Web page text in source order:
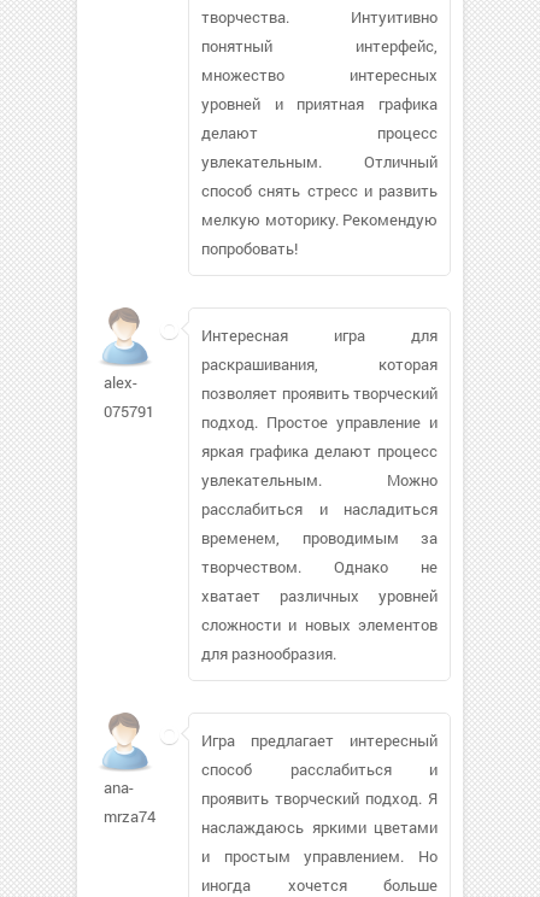
творчества. Интуитивно
понятный интерфейс,
множество интересных
уровней и приятная графика
делают процесс
увлекательным. Отличный
способ снять стресс и развить
мелкую моторику. Рекомендую
попробовать!
alex-
075791
Интересная игра для
раскрашивания, которая
позволяет проявить творческий
подход. Простое управление и
яркая графика делают процесс
увлекательным. Можно
расслабиться и насладиться
временем, проводимым за
творчеством. Однако не
хватает различных уровней
сложности и новых элементов
для разнообразия.
ana-
mrza749
Игра предлагает интересный
способ расслабиться и
проявить творческий подход. Я
наслаждаюсь яркими цветами
и простым управлением. Но
иногда хочется больше